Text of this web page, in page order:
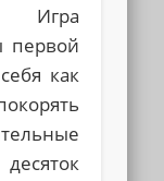
Игра
первой
как